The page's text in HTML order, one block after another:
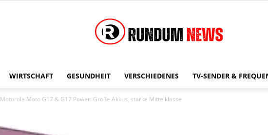
WIRTSCHAFT GESUNDHEIT VERSCHIEDENES TV-SENDER &
Motorola Moto G17 & G17 Power: Große Akkus, starke Mittelklasse